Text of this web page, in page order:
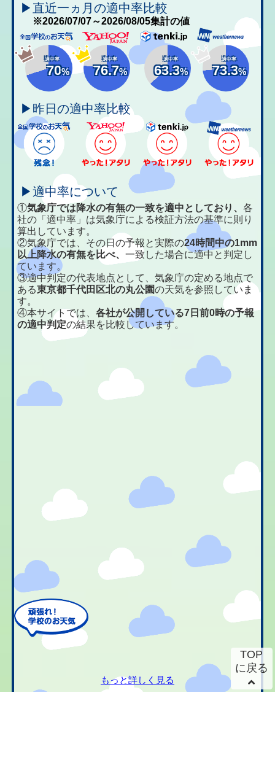
▶直近一ヵ月の適中率比較
※2026/07/07～2026/08/05集計の値
適中率
70%
適中率
76.7%
適中率
63.3%
適中率
73.3%
▶昨日の適中率比較
▶適中率について
①気象庁では降水の有無の一致を適中としており、各
社の「適中率」は気象庁による検証方法の基準に則り
算出しています。
②気象庁では、その日の予報と実際の24時間中の1mm
以上降水の有無を比べ、一致した場合に適中と判定し
ています。
③適中判定の代表地点として、気象庁の定める地点で
ある東京都千代田区北の丸公園の天気を参照していま
す。
④本サイトでは、各社が公開している7日前0時の予報
の適中判定の結果を比較しています。
もっと詳しく見る
TOP
に戻る